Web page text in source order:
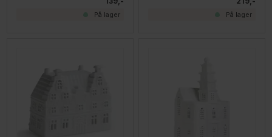
På lager På lager